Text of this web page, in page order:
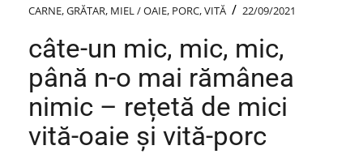
CARNE,GRĂTAR, MIEL / OAIE, PORC,VITĂ / 22/09/2021
câte-un mic, mic, mic,
până n-o mai rămânea
nimic – rețetă de mici
vită-oaie și vită-porc